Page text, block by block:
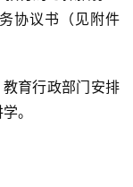
协议书（见附件
教育行政部门安排
。